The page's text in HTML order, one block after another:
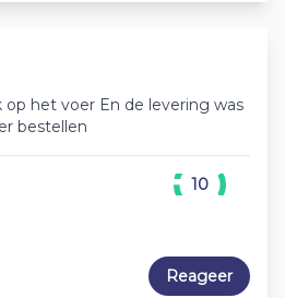
op het voer En de levering was
bestellen
10
Reageer